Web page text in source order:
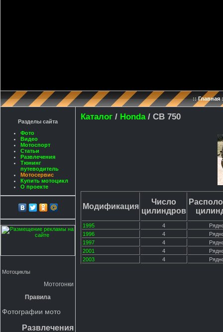
::Главная
Разделы сайта
Фото
Видео
Мотоспорт
Статьи
Развлечения
Тюнинг
путеводитель
Мотосервис
Купить мотоцикл
О проекте
Мотоциклы
Мотогонки
Правила
Фотографии мото
Развлечения
Каталог / Honda/ CB 750
Модификация
Число
цилиндров
1995 4
1996
4
1997
4
2001
4
2003
4